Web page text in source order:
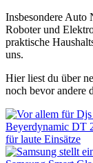
Insbesondere Auto
Roboter und
praktische
uns.
Hier liest du über
noch bevor andere
Beyerdynamic DT
für laute Einsätze